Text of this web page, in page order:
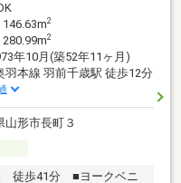
146.63m2
280.99m2
年10月(築52年11ヶ月)
羽本線 羽前千歳駅 徒歩12分
山形市長町３
徒歩41分 ■ヨークベニ